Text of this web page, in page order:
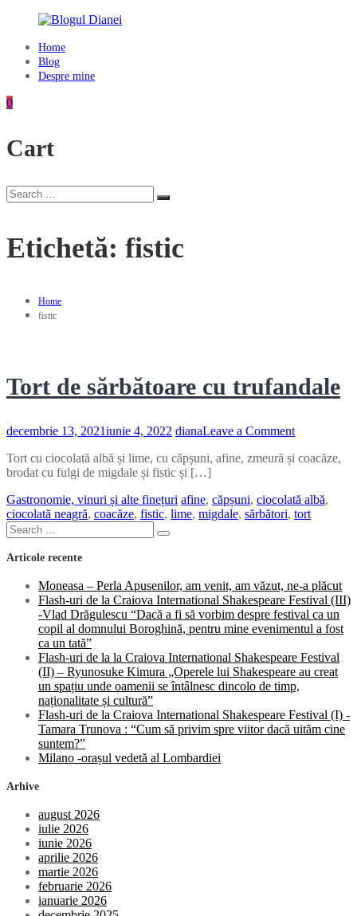
content
Blogul
Dianei
Blognotes
călătorii
și
finețuri
Home
Blog
Despre mine
0
Cart
Search
for:
Search
Etichetă: fistic
Home
fistic
Tort de sărbătoare cu trufandale
decembrie 13, 2021iunie 4, 2022 dianaLeave a Commenton
de
trufandale
Tort cu ciocolată albă și lime, cu căpșuni, afine, zmeură și coacăze,
brodat cu fulgi de migdale și fistic și […]
Gastronomie, vinuri și alte finețuri afine, căpșuni, ciocolată albă,
ciocolată neagră, coacăze, fistic, lime, migdale, sărbători, tort
Search
for:
Search
Articole recente
Moneasa – Perla Apusenilor, am venit, am văzut, ne-a plăcut
Flash-uri de la Craiova International Shakespeare Festival (III)
-Vlad Drăgulescu “Dacă a fi să vorbim despre festival ca un
copil al domnului Boroghină, pentru mine evenimentul a fost
ca un tată”
Flash-uri de la la Craiova International Shakespeare Festival
(II) – Ryunosuke Kimura „Operele lui Shakespeare au creat
un spațiu unde oamenii se întâlnesc dincolo de timp,
naționalitate și cultură”
Flash-uri de la Craiova International Shakespeare Festival (I) -
Tamara Trunova : “Cum să privim spre viitor dacă uităm cine
suntem?”
Milano -orașul vedetă al Lombardiei
Arhive
august 2026
iulie 2026
iunie 2026
aprilie 2026
martie 2026
februarie 2026
ianuarie 2026